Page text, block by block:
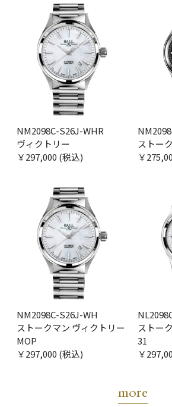
NM2098C-S26J-WHR
ヴィクトリー
￥297,000 (税込)
ストー
￥
NM2098C-S26J-WH
ストークマン ヴィクトリー
MOP
￥297,000 (税込)
ストー
31
￥
more